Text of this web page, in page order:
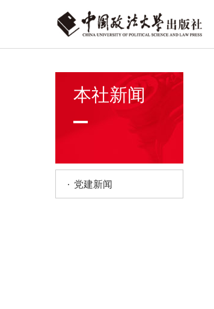
本社新闻
党建新闻